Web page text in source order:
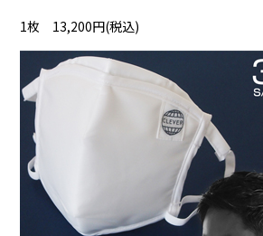
1枚 13,200円(税込)